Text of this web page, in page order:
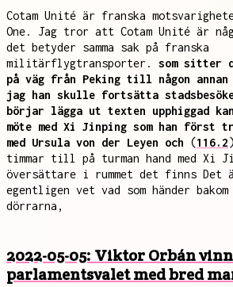
Cotam Unité är franska
One. Jag tror att Cotam Unité är
det betyder samma sak på franska
militärflygtransporter. som sitter
på väg från Peking till någon
jag han skulle fortsätta
börjar lägga ut texten upphiggad
möte med Xi Jinping som han först
med Ursula von der Leyen och (116.2
timmar till på turman hand med Xi
översättare i rummet det finns Det
egentligen vet vad som händer
dörrarna,
2022-05-05: Viktor Orbán
parlamentsvalet med bred